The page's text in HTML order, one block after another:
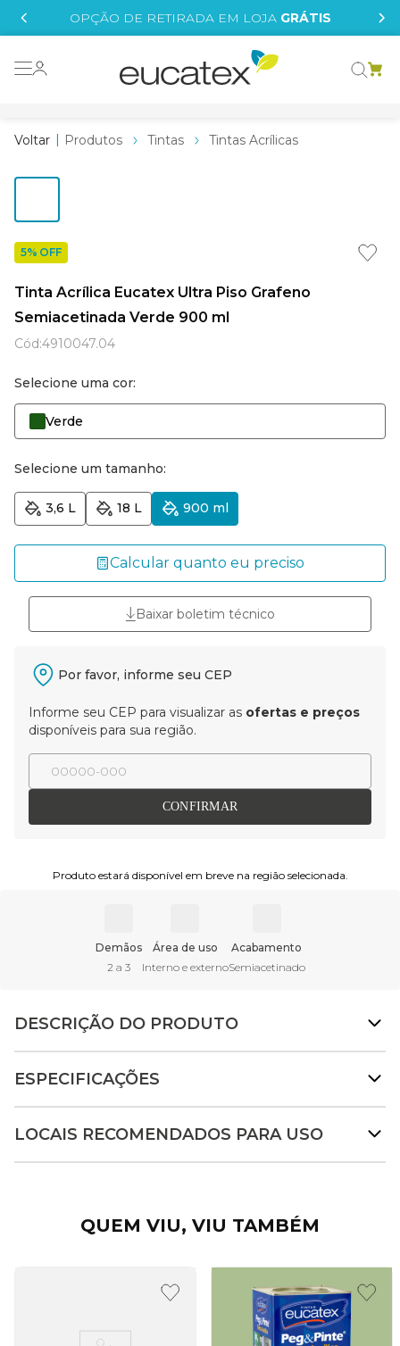
OPÇÃO DE RETIRADA EM LOJA GRÁTIS
Produtos Tintas Tintas Acrílicas
5% OFF
Tinta Acrílica Eucatex Ultra Piso Grafeno
Semiacetinada Verde 900 ml
Cód:4910047.04
Selecione uma cor:
Verde
Selecione um tamanho:
3,6 L 18 L 900 ml
Calcular quanto eu preciso
Baixar boletim técnico
Por favor, informe seu CEP
Informe seu CEP para visualizar as ofertas e preços
disponíveis para sua região.
CONFIRMAR
Produto estará disponível em breve na região selecionada.
Demãos
2 a 3
Área de uso
Interno e externo
Acabamento
Semiacetinado
DESCRIÇÃO DO PRODUTO
ESPECIFICAÇÕES
LOCAIS RECOMENDADOS PARA USO
QUEM VIU, VIU TAMBÉM
tinta